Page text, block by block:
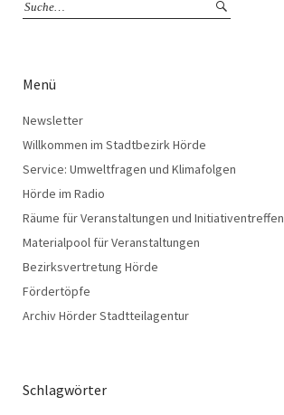
Menü
Newsletter
Willkommen im Stadtbezirk Hörde
Service: Umweltfragen und Klimafolgen
Hörde im Radio
Räume für Veranstaltungen und Initiativentreffen
Materialpool für Veranstaltungen
Bezirksvertretung Hörde
Fördertöpfe
Archiv Hörder Stadtteilagentur
Schlagwörter